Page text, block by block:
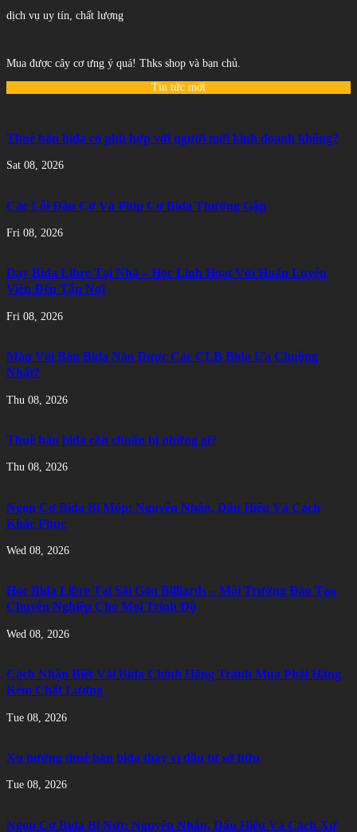
dịch vụ uy tín, chất lượng
Mua được cây cơ ưng ý quá! Thks shop và bạn chủ.
Tin tức mới
Thuê bàn bida có phù hợp với người mới kinh doanh không?
Sat 08, 2026
Các Lỗi Đầu Cơ Và Phíp Cơ Bida Thường Gặp
Fri 08, 2026
Dạy Bida Libre Tại Nhà – Học Linh Hoạt Với Huấn Luyện
Viên Đến Tận Nơi
Fri 08, 2026
Màu Vải Bàn Bida Nào Được Các CLB Bida Ưa Chuộng
Nhất?
Thu 08, 2026
Thuê bàn bida cần chuẩn bị những gì?
Thu 08, 2026
Ngọn Cơ Bida Bị Móp: Nguyên Nhân, Dấu Hiệu Và Cách
Khắc Phục
Wed 08, 2026
Học Bida Libre Tại Sài Gòn Billiards – Môi Trường Đào Tạo
Chuyên Nghiệp Cho Mọi Trình Độ
Wed 08, 2026
Cách Nhận Biết Vải Bida Chính Hãng Tránh Mua Phải Hàng
Kém Chất Lượng
Tue 08, 2026
Xu hướng thuê bàn bida thay vì đầu tư sở hữu
Tue 08, 2026
Ngọn Cơ Bida Bị Nứt: Nguyên Nhân, Dấu Hiệu Và Cách Xử